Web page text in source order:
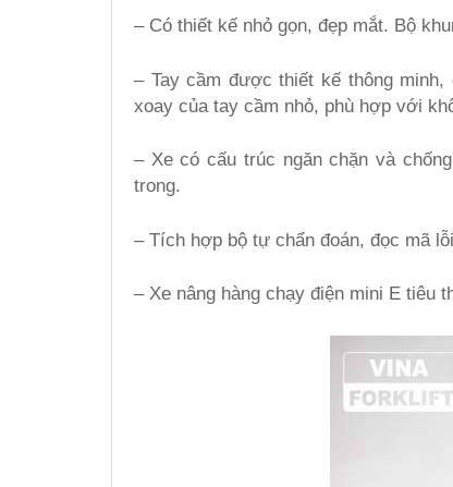
– Có thiết kế nhỏ gọn, đẹp mắt. Bộ
– Tay cầm được thiết kế thông
xoay của tay cầm nhỏ, phù hợp với
– Xe có cấu trúc ngăn chặn và
trong.
– Tích hợp bộ tự chẩn đoán, đọc mã
– Xe nâng hàng chạy điện mini E tiêu